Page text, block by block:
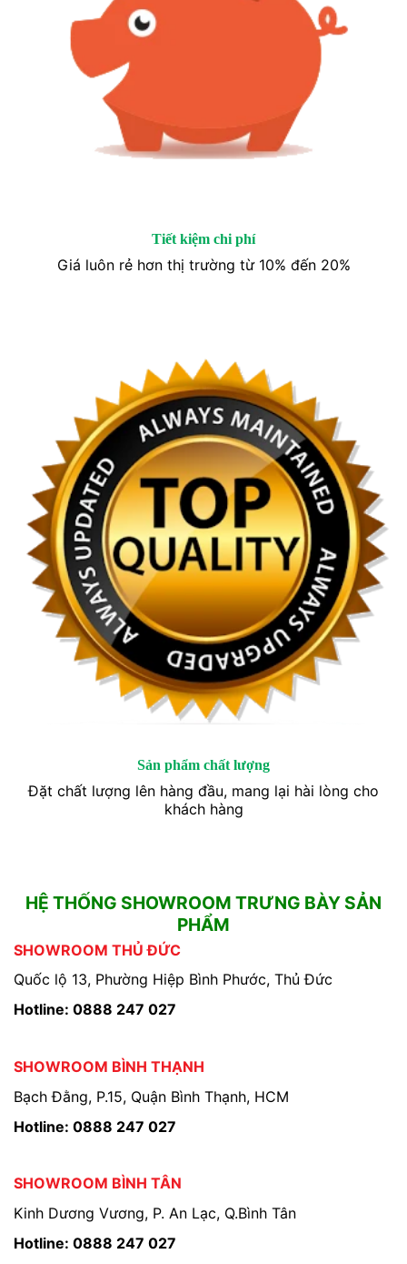
Tiết kiệm chi phí
Giá luôn rẻ hơn thị trường từ 10% đến 20%
Sản phẩm chất lượng
Đặt chất lượng lên hàng đầu, mang lại hài lòng cho
khách hàng
HỆ THỐNG SHOWROOM TRƯNG BÀY SẢN
PHẨM
SHOWROOM THỦ ĐỨC
Quốc lộ 13, Phường Hiệp Bình Phước, Thủ Đức
Hotline: 0888 247 027
SHOWROOM BÌNH THẠNH
Bạch Đằng, P.15, Quận Bình Thạnh, HCM
Hotline: 0888 247 027
SHOWROOM BÌNH TÂN
Kinh Dương Vương, P. An Lạc, Q.Bình Tân
Hotline: 0888 247 027